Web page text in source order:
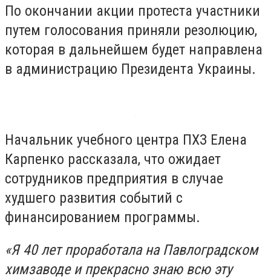
По окончании акции протеста участники
путем голосования приняли резолюцию,
которая в дальнейшем будет направлена
в администрацию Президента Украины.
Начальник учебного центра ПХЗ Елена
Карпенко рассказала, что ожидает
сотрудников предприятия в случае
худшего развития событий с
финансированием программы.
«Я 40 лет проработала на Павлоградском
химзаводе и прекрасно знаю всю эту